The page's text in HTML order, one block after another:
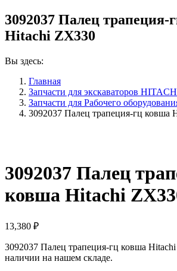
3092037 Палец трапеция-
Hitachi ZX330
Вы здесь:
Главная
Запчасти для экскаваторов
Запчасти для Рабочего
3092037 Палец трапеция-гц ковша
3092037 Палец
ковша Hitachi
13,380 ₽
3092037 Палец трапеция-гц ковша
наличии на нашем складе.